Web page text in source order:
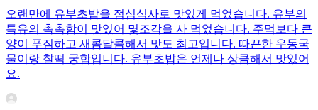
오랜만에 유부초밥을 점심식사로 맛있게 먹었습니다. 유부의
특유의 촉촉함이 맛있어 몇조각을 사 먹었습니다. 주먹보다 큰
양이 푸짐하고 새콤달콤해서 맛도 최고입니다. 따끈한 우동국
물이랑 찰떡 궁합입니다. 유부초밥은 언제나 상큼해서 맛있어
요.